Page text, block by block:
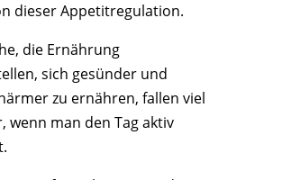
dieser Appetitregulation.
die Ernährung
sich gesünder und
zu ernähren, fallen viel
wenn man den Tag aktiv